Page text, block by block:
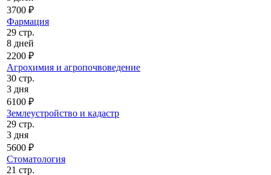
3700 ₽
Фармация
29 стр.
8 дней
2200 ₽
Агрохимия и агропочвоведение
30 стр.
3 дня
6100 ₽
Землеустройство и кадастр
29 стр.
3 дня
5600 ₽
Стоматология
21 стр.